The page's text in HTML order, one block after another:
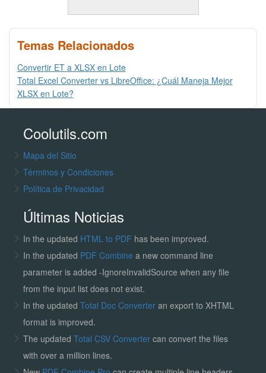
Temas Relacionados
Convertir ET a XLSX en Lote
Total Excel Converter vs LibreOffice: ¿Cuál Maneja Mejor
XLSX en Lote?
Coolutils.com
Mapa del Sitio
Términos y Condiciones
Política de Privacidad
Últimas Noticias
In the updated HTML to PDF has been improved.
In the updated PDF Combine a new command line
parameter is added -IgnoreInvalidSource when any file
from the input list does not exist.
In the updated Total Doc Converter an export to XHTML
format is improved.
The updated Total CSV Convertercan convert the files
with over a million lines.